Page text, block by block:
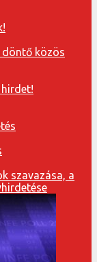
döntő közös
szavazása, a